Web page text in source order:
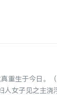
重生于今日
女子见之主浇